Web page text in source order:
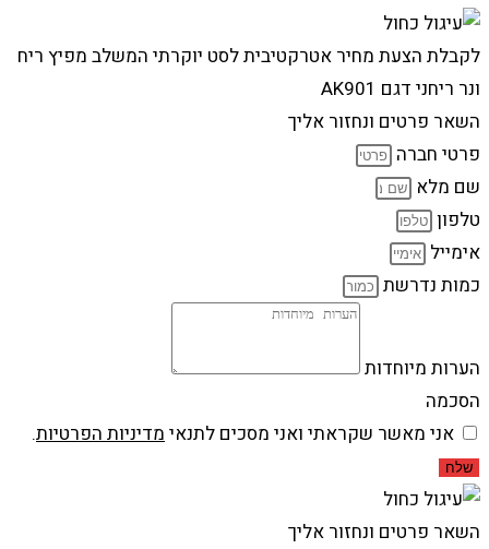
לקבלת הצעת מחיר אטרקטיבית לסט יוקרתי המשלב מפיץ ריח
ונר ריחני דגם AK901
השאר פרטים ונחזור אליך
פרטי חברה
שם מלא
טלפון
אימייל
כמות נדרשת
הערות מיוחדות
הסכמה
אני מאשר שקראתי ואני מסכים לתנאי מדיניות הפרטיות.
שלח
השאר פרטים ונחזור אליך